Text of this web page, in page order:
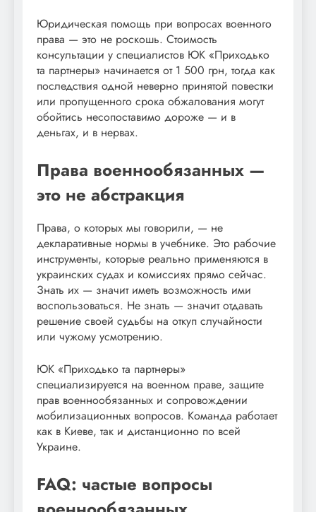
Юридическая помощь при вопросах военного
права — это не роскошь. Стоимость
консультации у специалистов ЮК «Приходько
та партнеры» начинается от 1 500 грн, тогда как
последствия одной неверно принятой повестки
или пропущенного срока обжалования могут
обойтись несопоставимо дороже — и в
деньгах, и в нервах.
Права военнообязанных —
это не абстракция
Права, о которых мы говорили, — не
декларативные нормы в учебнике. Это рабочие
инструменты, которые реально применяются в
украинских судах и комиссиях прямо сейчас.
Знать их — значит иметь возможность ими
воспользоваться. Не знать — значит отдавать
решение своей судьбы на откуп случайности
или чужому усмотрению.
ЮК «Приходько та партнеры»
специализируется на военном праве, защите
прав военнообязанных и сопровождении
мобилизационных вопросов. Команда работает
как в Киеве, так и дистанционно по всей
Украине.
FAQ: частые вопросы